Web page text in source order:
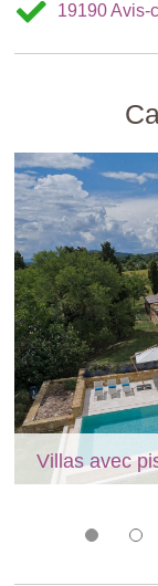
19190
Villas avec
/cmsdata/db/